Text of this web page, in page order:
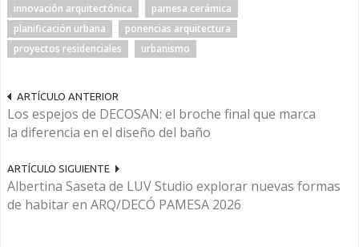
innovación arquitectónica
pamesa cerámica
planificación urbana
ponencias arquitectura
proyectos residenciales
urbanismo
ARTÍCULO ANTERIOR
Los espejos de DECOSAN: el broche final que marca
la diferencia en el diseño del baño
ARTÍCULO SIGUIENTE
Albertina Saseta de LUV Studio explorar nuevas formas
de habitar en ARQ/DECÓ PAMESA 2026